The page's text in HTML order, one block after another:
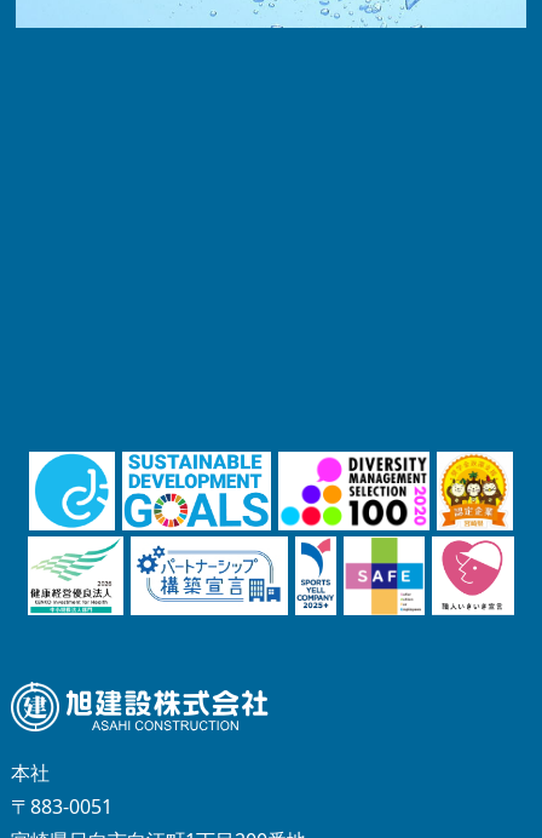
本社
〒883-0051